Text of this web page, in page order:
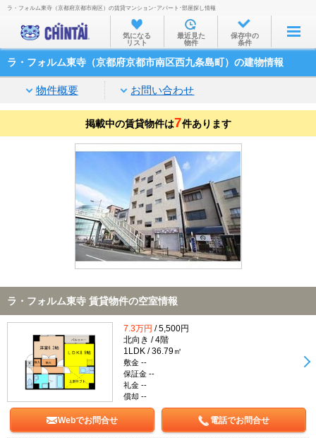
お部屋を探す
沿線・駅から
家賃相場から
通勤通学時間から
物件特集から
不動産会社から
TOP
ラ・フォルム東寺（京都府京都市南区）の賃貸マンション･アパート･部屋探し情報
気になる
リスト
最近見た
物件
保存中の
条件
ラ・フォルム東寺（京都府京都市南区西九条島町）の建物情報
物件概要 お問い合わせ
掲載中の賃貸物件は7件あります
ラ・フォルム東寺 賃貸物件の空室情報
7.3万円 / 5,500円
北向き / 4階
1LDK / 36.79㎡
敷金 --
保証金 --
礼金 --
償却 --
Webでお問合せ 電話でお問合せ